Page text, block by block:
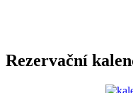
Rezervační